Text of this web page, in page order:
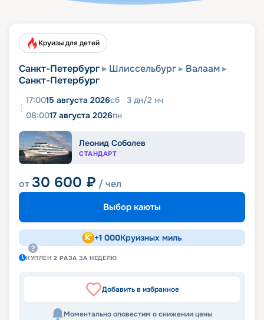
Круизы для детей
Санкт-Петербург Шлиссельбург
Валаам
Санкт-Петербург
17:0015 августа 2026сб 3 дн/2 нч
08:0017 августа 2026пн
Леонид Соболев
СТАНДАРТ
от30 600 ₽ / чел
Выбор каюты
+1 000Круизных миль
КУПЛЕН2 РАЗА ЗА НЕДЕЛЮ
Добавить в избранное
Моментально оповестим о снижении цены